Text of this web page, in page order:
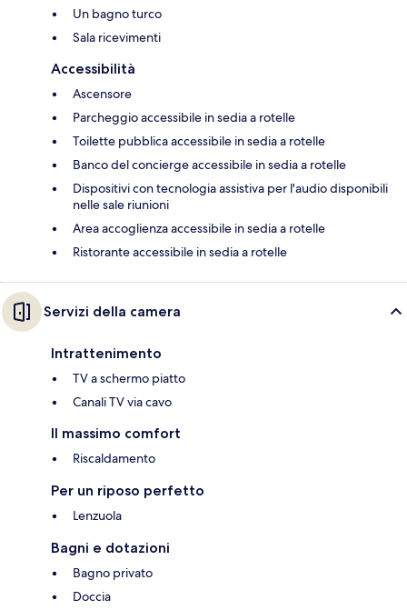
Un bagno turco
Sala ricevimenti
Accessibilità
Ascensore
Parcheggio accessibile in sedia a rotelle
Toilette pubblica accessibile in sedia a rotelle
Banco del concierge accessibile in sedia a rotelle
Dispositivi con tecnologia assistiva per l'audio disponibili
nelle sale riunioni
Area accoglienza accessibile in sedia a rotelle
Ristorante accessibile in sedia a rotelle
Servizi della camera
Intrattenimento
TV a schermo piatto
Canali TV via cavo
Il massimo comfort
Riscaldamento
Per un riposo perfetto
Lenzuola
Bagni e dotazioni
Bagno privato
Doccia